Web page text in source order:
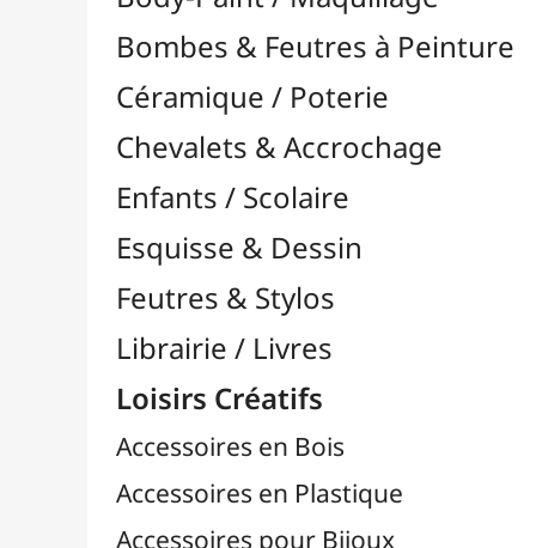
Feutres & Stylos
Librairie / Livres
Loisirs Créatifs
Accessoires en Bois
Accessoires en Plastique
Accessoires pour Bijoux
Aiguilles & Couture

Agrafeuses Simples et Murales 
Aimants
Bougies
Boutons & Button Press
Clous / Pointes / Épingles
Coloriage
Crochets de Tricot
Divers